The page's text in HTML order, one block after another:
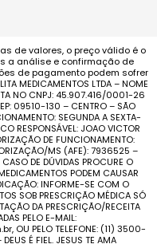
de valores, o preço válido é o
a análise e confirmação de
de pagamento podem sofrer
MEDICAMENTOS LTDA – NOME
NO CNPJ: 45.907.416/0001-26
09510-130 – CENTRO – SÃO
SEGUNDA A SEXTA-
RESPONSÁVEL: JOAO VICTOR
DE FUNCIONAMENTO:
MS (AFE): 7936525 –
DE DÚVIDAS PROCURE O
PODEM CAUSAR
INFORME-SE COM O
SOB PRESCRIÇÃO MÉDICA SÓ
DA PRESCRIÇÃO/RECEITA
PELO E-MAIL:
PELO TELEFONE: (11) 3500-
É FIEL. JESUS TE AMA